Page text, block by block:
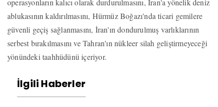
operasyonların kalıcı olarak durdurulmasını, İran'a yönelik deniz
ablukasının kaldırılmasını, Hürmüz Boğazı'nda ticari gemilere
güvenli geçiş sağlanmasını, İran'ın dondurulmuş varlıklarının
serbest bırakılmasını ve Tahran'ın nükleer silah geliştirmeyeceği
yönündeki taahhüdünü içeriyor.
İlgili Haberler